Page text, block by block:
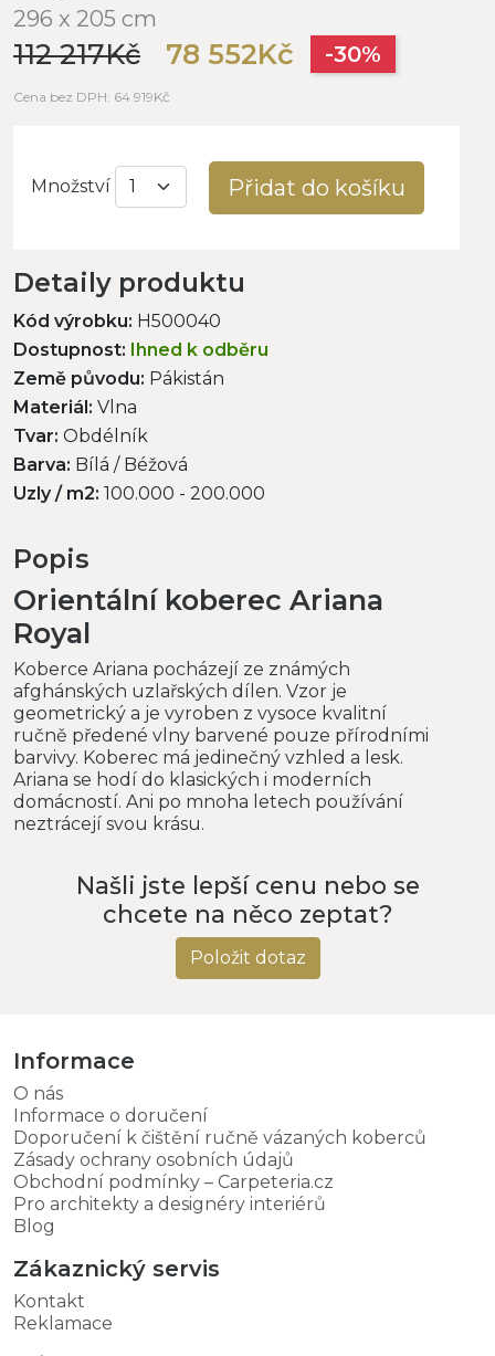
296 x 205 cm
112 217Kč 78 552Kč -30%
Cena bez DPH: 64 919Kč
Množství Přidat do košíku
Detaily produktu
Kód výrobku: H500040
Dostupnost: Ihned k odběru
Země původu: Pákistán
Materiál: Vlna
Tvar: Obdélník
Barva: Bílá / Béžová
Uzly / m2: 100.000 - 200.000
Popis
Orientální koberec Ariana
Royal
Koberce Ariana pocházejí ze známých
afghánských uzlařských dílen. Vzor je
geometrický a je vyroben z vysoce kvalitní
ručně předené vlny barvené pouze přírodními
barvivy. Koberec má jedinečný vzhled a lesk.
Ariana se hodí do klasických i moderních
domácností. Ani po mnoha letech používání
neztrácejí svou krásu.
Našli jste lepší cenu nebo se
chcete na něco zeptat?
Položit dotaz
Informace
O nás
Informace o doručení
Doporučení k čištění ručně vázaných koberců
Zásady ochrany osobních údajů
Obchodní podmínky – Carpeteria.cz
Pro architekty a designéry interiérů
Blog
Zákaznický servis
Kontakt
Reklamace